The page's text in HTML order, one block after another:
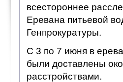
всестороннее
Еревана питьевой
Генпрокуратуры.
С 3 по 7 июня в
были доставлены
расстройствами.